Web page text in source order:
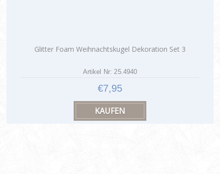
Glitter Foam Weihnachtskugel Dekoration Set 3
Artikel Nr: 25.4940
€7,95